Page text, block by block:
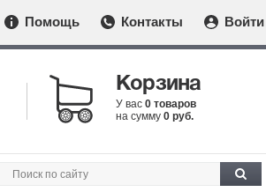
Помощь Контакты Войти
Корзина
У вас 0 товаров
на сумму 0 руб.